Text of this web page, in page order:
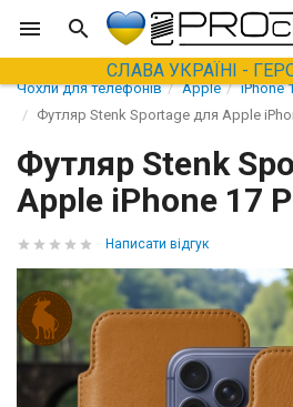
СЛАВА УКРАЇНІ -
Чохли для телефонів Apple
iPhone
Футляр Stenk Sportage для Apple
Футляр Stenk
Apple iPhone 17
Написати відгук